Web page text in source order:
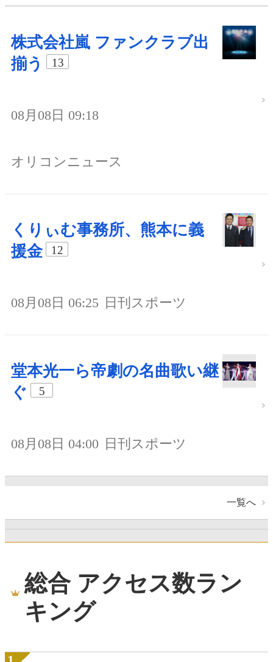
株式会社嵐 ファンクラブ出
揃う
13
08月08日 09:18
オリコンニュース
くりぃむ事務所、熊本に義
援金
12
08月08日 06:25 日刊スポーツ
堂本光一ら帝劇の名曲歌い継
ぐ
5
08月08日 04:00 日刊スポーツ
一覧へ
総合 アクセス数ラン
キング